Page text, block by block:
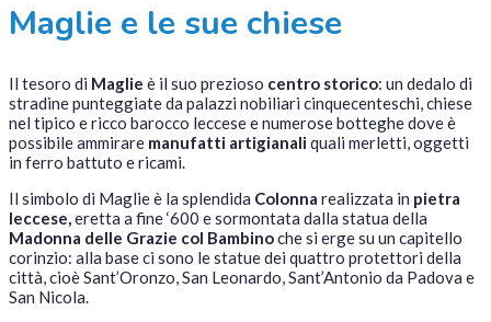
Maglie e le sue chiese
Il tesoro di Maglie è il suo prezioso centro storico: un dedalo di
stradine punteggiate da palazzi nobiliari cinquecenteschi, chiese
nel tipico e ricco barocco leccese e numerose botteghe dove è
possibile ammirare manufatti artigianaliquali merletti, oggetti
in ferro battuto e ricami.
Il simbolo di Maglie è la splendida Colonna realizzata in pietra
leccese,eretta a fine ‘600 e sormontata dalla statua della
Madonna delle Grazie col Bambinoche si erge su un capitello
corinzio: alla base ci sono le statue dei quattro protettori della
città, cioè Sant’Oronzo, San Leonardo, Sant’Antonio da Padova e
San Nicola.